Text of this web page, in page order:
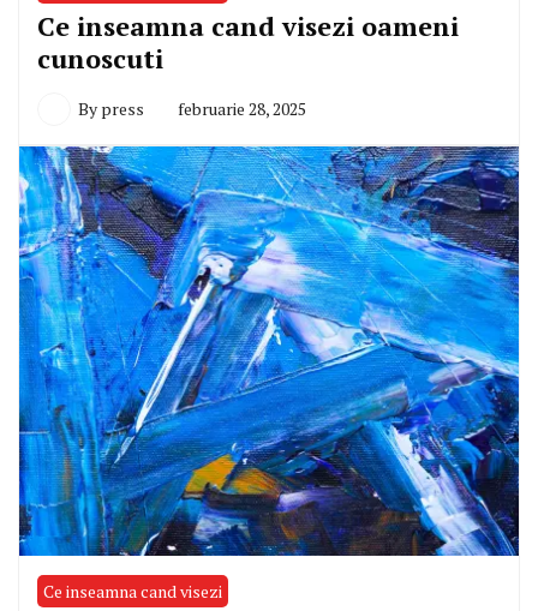
Ce inseamna cand visezi oameni
cunoscuti
By press februarie 28, 2025
Ce inseamna cand visezi